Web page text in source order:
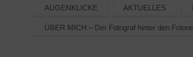
AUGENKLICKE AKTUELLES
ÜBER MICH – Der Fotograf hinter den